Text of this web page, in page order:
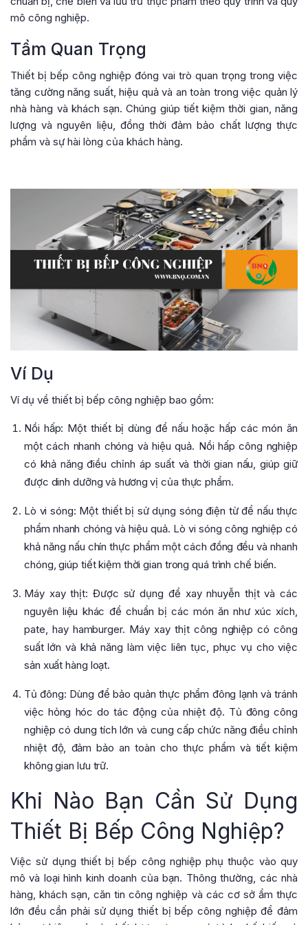
mô công nghiệp.
Tầm Quan Trọng
Thiết bị bếp công nghiệp đóng vai trò quan trọng trong việc
tăng cường năng suất, hiệu quả và an toàn trong việc quản lý
nhà hàng và khách sạn. Chúng giúp tiết kiệm thời gian, năng
lượng và nguyên liệu, đồng thời đảm bảo chất lượng thực
phẩm và sự hài lòng của khách hàng.
Ví Dụ
Ví dụ về thiết bị bếp công nghiệp bao gồm:
Nồi hấp: Một thiết bị dùng để nấu hoặc hấp các món ăn
một cách nhanh chóng và hiệu quả. Nồi hấp công nghiệp
có khả năng điều chỉnh áp suất và thời gian nấu, giúp giữ
được dinh dưỡng và hương vị của thực phẩm.
Lò vi sóng: Một thiết bị sử dụng sóng điện từ để nấu thực
phẩm nhanh chóng và hiệu quả. Lò vi sóng công nghiệp có
khả năng nấu chín thực phẩm một cách đồng đều và nhanh
chóng, giúp tiết kiệm thời gian trong quá trình chế biến.
Máy xay thịt: Được sử dụng để xay nhuyễn thịt và các
nguyên liệu khác để chuẩn bị các món ăn như xúc xích,
pate, hay hamburger. Máy xay thịt công nghiệp có công
suất lớn và khả năng làm việc liên tục, phục vụ cho việc
sản xuất hàng loạt.
Tủ đông: Dùng để bảo quản thực phẩm đông lạnh và tránh
việc hỏng hóc do tác động của nhiệt độ. Tủ đông công
nghiệp có dung tích lớn và cung cấp chức năng điều chỉnh
nhiệt độ, đảm bảo an toàn cho thực phẩm và tiết kiệm
không gian lưu trữ.
Khi Nào Bạn Cần Sử Dụng
Thiết Bị Bếp Công Nghiệp?
Việc sử dụng thiết bị bếp công nghiệp phụ thuộc vào quy
mô và loại hình kinh doanh của bạn. Thông thường, các nhà
hàng, khách sạn, căn tin công nghiệp và các cơ sở ẩm thực
lớn đều cần phải sử dụng thiết bị bếp công nghiệp để đảm